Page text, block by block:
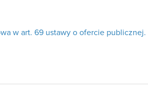
w art. 69 ustawy o ofercie publicznej.